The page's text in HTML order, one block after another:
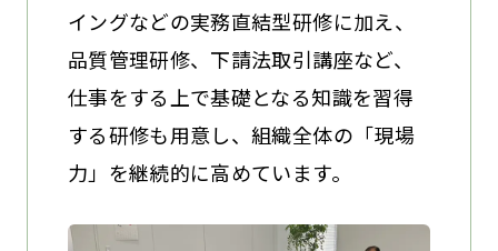
イングなどの実務直結型研修に加え、
品質管理研修、下請法取引講座など、
仕事をする上で基礎となる知識を習得
する研修も用意し、組織全体の「現場
力」を継続的に高めています。